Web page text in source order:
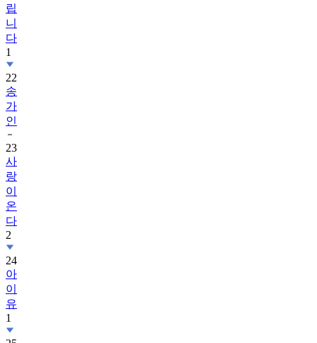
립
니
다
1
22
송
가
인
23
사
랑
이
온
다
2
24
아
이
유
1